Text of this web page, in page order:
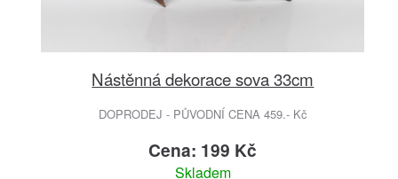
Nástěnná dekorace sova 33cm
DOPRODEJ - PŮVODNÍ CENA 459.- Kč
Cena: 199 Kč
Skladem